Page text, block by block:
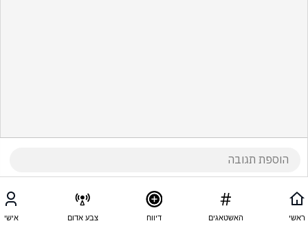
ראשי האשטאגים דיווח צבע אדום אישי